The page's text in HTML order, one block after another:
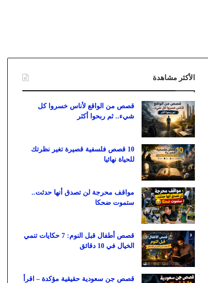
الأكثر مشاهدة
قصص من الواقع لأناس خسروا كل
شيء.. ثم ربحوا أكثر
10 قصص فلسفية قصيرة تغير نظرتك
للحياة نهائيا
مواقف محرجة لن تصدق أنها حدثت..
ستموت ضحكا
قصص أطفال قبل النوم: 7 حكايات تنمي
الخيال في 10 دقائق
قصص جن سعودية حقيقية مؤكدة – اقرأ